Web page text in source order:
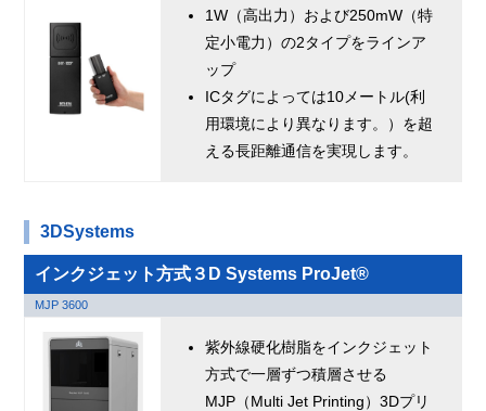
1W（高出力）および250mW（特
定小電力）の2タイプをラインア
ップ
ICタグによっては10メートル(利
用環境により異なります。）を超
える長距離通信を実現します。
3DSystems
インクジェット方式３D Systems ProJet®
MJP 3600
紫外線硬化樹脂をインクジェット
方式で一層ずつ積層させる
MJP（Multi Jet Printing）3Dプリ